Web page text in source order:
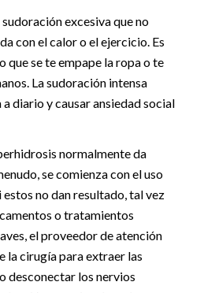
excesiva que no
con el calor o el ejercicio. Es
que se te empape la ropa o te
La sudoración intensa
diario y causar ansiedad social
normalmente da
se comienza con el uso
no dan resultado, tal vez
o tratamientos
el proveedor de atención
la cirugía para extraer las
desconectar los nervios